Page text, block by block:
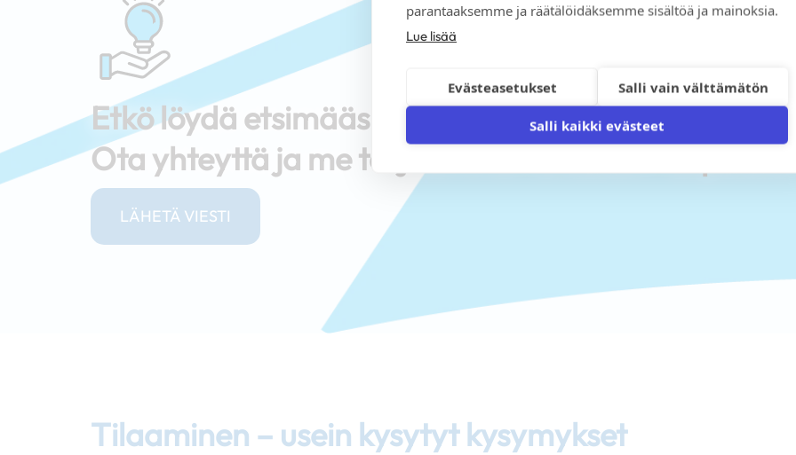
parantaaksemme ja räätälöidäksemme sisältöä ja mainoksia.
Lue lisää
Evästeasetukset Salli vain välttämätön
Salli kaikki evästeet
Etkö löydä etsimääsi kaupastamme?
Ota yhteyttä ja me tarjoamme ratkaisun
LÄHETÄ VIESTI
Tilaaminen – usein kysytyt kysymykset